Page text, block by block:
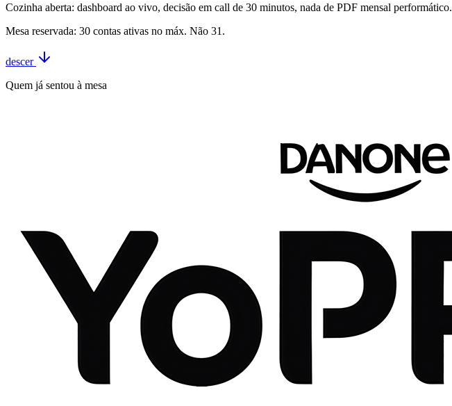
Cozinha aberta: dashboard ao vivo, decisão em call de 30 minutos, nada de PDF mensal performático.
Mesa reservada: 30 contas ativas no máx. Não 31.
descer
Quem já sentou à mesa